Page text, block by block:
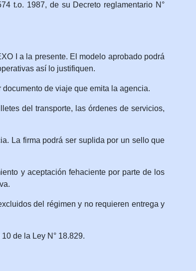
t.o. 1987, de su Decreto reglamentario N°
I a la presente. El modelo aprobado podrá
así lo justifiquen.
de viaje que emita la agencia.
del transporte, las órdenes de servicios,
La firma podrá ser suplida por un sello que
y aceptación fehaciente por parte de los
del régimen y no requieren entrega y
de la Ley N° 18.829.